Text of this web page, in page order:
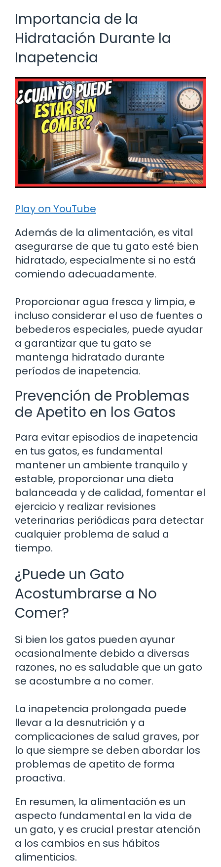
Importancia de la
Hidratación Durante la
Inapetencia
Play on YouTube
Además de la alimentación, es vital
asegurarse de que tu gato esté bien
hidratado, especialmente si no está
comiendo adecuadamente.
Proporcionar agua fresca y limpia, e
incluso considerar el uso de fuentes o
bebederos especiales, puede ayudar
a garantizar que tu gato se
mantenga hidratado durante
períodos de inapetencia.
Prevención de Problemas
de Apetito en los Gatos
Para evitar episodios de inapetencia
en tus gatos, es fundamental
mantener un ambiente tranquilo y
estable, proporcionar una dieta
balanceada y de calidad, fomentar el
ejercicio y realizar revisiones
veterinarias periódicas para detectar
cualquier problema de salud a
tiempo.
¿Puede un Gato
Acostumbrarse a No
Comer?
Si bien los gatos pueden ayunar
ocasionalmente debido a diversas
razones, no es saludable que un gato
se acostumbre a no comer.
La inapetencia prolongada puede
llevar a la desnutrición y a
complicaciones de salud graves, por
lo que siempre se deben abordar los
problemas de apetito de forma
proactiva.
En resumen, la alimentación es un
aspecto fundamental en la vida de
un gato, y es crucial prestar atención
a los cambios en sus hábitos
alimenticios.